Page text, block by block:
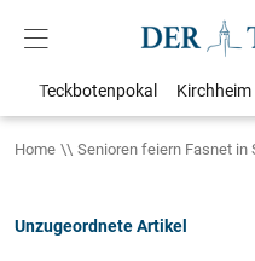
Teckbotenpokal Kirchheim
Home Senioren feiern Fasnet in
Unzugeordnete Artikel